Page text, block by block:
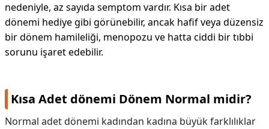
nedeniyle, az sayıda semptom vardır. Kısa bir adet
dönemi hediye gibi görünebilir, ancak hafif veya düzensiz
bir dönem hamileliği, menopozu ve hatta ciddi bir tıbbi
sorunu işaret edebilir.
Kısa Adet dönemi Dönem Normal midir?
Normal adet dönemi kadından kadına büyük farklılıklar